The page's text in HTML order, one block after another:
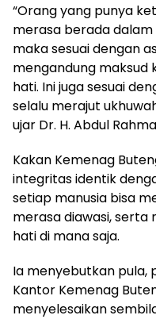
“Orang yang punya
merasa berada dalam
maka sesuai dengan
mengandung maksud
hati. Ini juga sesuai
selalu merajut
ujar Dr. H. Abdul
Kakan Kemenag
integritas identik
setiap manusia bisa
merasa diawasi,
hati di mana saja.
Ia menyebutkan pula,
Kantor Kemenag
menyelesaikan